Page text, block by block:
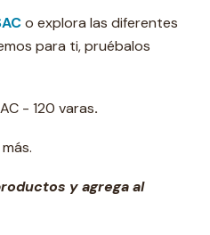
o explora las diferentes
para ti, pruébalos
- 120 varas.
y agrega al